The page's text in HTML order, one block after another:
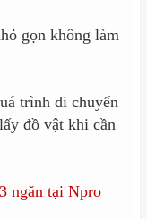
gọn không làm
trình di chuyển
đồ vật khi cần
ngăn tại Npro